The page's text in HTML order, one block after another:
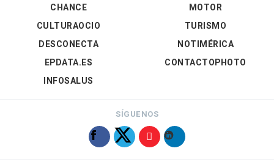
CHANCE
CULTURAOCIO
DESCONECTA
EPDATA.ES
INFOSALUS
MOTOR
TURISMO
NOTIMÉRICA
CONTACTOPHOTO
SÍGUENOS